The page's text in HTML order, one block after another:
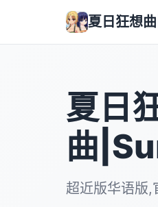
夏日狂想
夏日
曲
超近版华语版,